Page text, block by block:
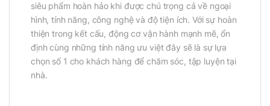
siêu phẩm hoàn hảo khi được chú trọng cả về ngoại
hình, tính năng, công nghệ và độ tiện ích. Với sự hoàn
thiện trong kết cấu, động cơ vận hành mạnh mẽ, ổn
định cùng những tính năng ưu việt đây sẽ là sự lựa
chọn số 1 cho khách hàng để chăm sóc, tập luyện tại
nhà.